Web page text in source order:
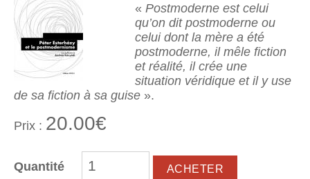
« Postmoderne est celui
qu’on dit postmoderne ou
celui dont la mère a été
postmoderne, il mêle fiction
et réalité, il crée une
situation véridique et il y use
de sa fiction à sa guise ».
Prix : 20.00€
Quantité